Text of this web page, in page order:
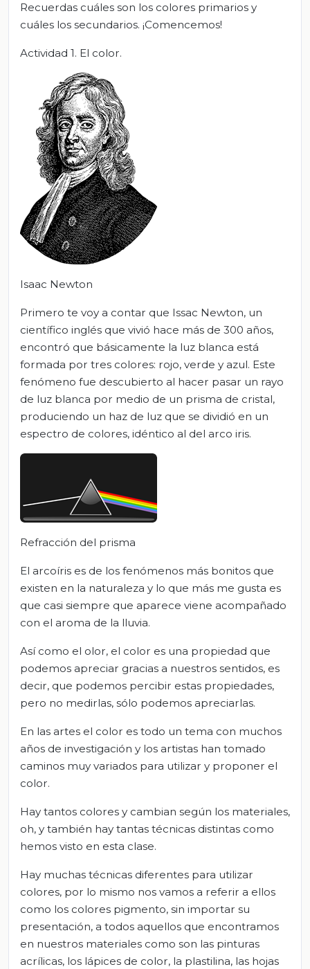
Recuerdas cuáles son los colores primarios y
cuáles los secundarios. ¡Comencemos!
Actividad 1. El color.
Isaac Newton
Primero te voy a contar que Issac Newton, un
científico inglés que vivió hace más de 300 años,
encontró que básicamente la luz blanca está
formada por tres colores: rojo, verde y azul. Este
fenómeno fue descubierto al hacer pasar un rayo
de luz blanca por medio de un prisma de cristal,
produciendo un haz de luz que se dividió en un
espectro de colores, idéntico al del arco iris.
Refracción del prisma
El arcoíris es de los fenómenos más bonitos que
existen en la naturaleza y lo que más me gusta es
que casi siempre que aparece viene acompañado
con el aroma de la lluvia.
Así como el olor, el color es una propiedad que
podemos apreciar gracias a nuestros sentidos, es
decir, que podemos percibir estas propiedades,
pero no medirlas, sólo podemos apreciarlas.
En las artes el color es todo un tema con muchos
años de investigación y los artistas han tomado
caminos muy variados para utilizar y proponer el
color.
Hay tantos colores y cambian según los materiales,
oh, y también hay tantas técnicas distintas como
hemos visto en esta clase.
Hay muchas técnicas diferentes para utilizar
colores, por lo mismo nos vamos a referir a ellos
como los colores pigmento, sin importar su
presentación, a todos aquellos que encontramos
en nuestros materiales como son las pinturas
acrílicas, los lápices de color, la plastilina, las hojas